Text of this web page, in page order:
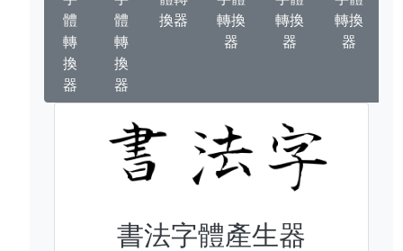
體
轉
換
器
體
轉
換
器
換器
轉換
器
轉換
器
轉換
器
書法字體產生器